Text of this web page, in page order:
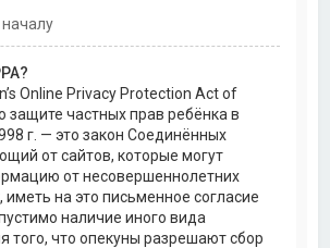
Online Privacy Protection Act of
защите частных прав ребёнка в
г. — это закон Соединённых
от сайтов, которые могут
от несовершеннолетних
на это письменное согласие
наличие иного вида
того, что опекуны разрешают сбор